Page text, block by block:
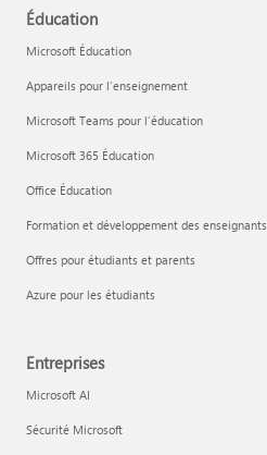
Éducation
Microsoft Éducation
Appareils pour l’enseignement
Microsoft Teams pour l’éducation
Microsoft 365 Éducation
Office Éducation
Formation et développement des enseignants
Offres pour étudiants et parents
Azure pour les étudiants
Entreprises
Microsoft AI
Sécurité Microsoft